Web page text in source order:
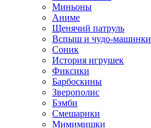
Миньоны
Аниме
Щенячий патруль
Вспыш и чудо-машинки
Соник
История игрушек
Фиксики
Барбоскины
Зверополис
Бэмби
Смешарики
Мимимишки